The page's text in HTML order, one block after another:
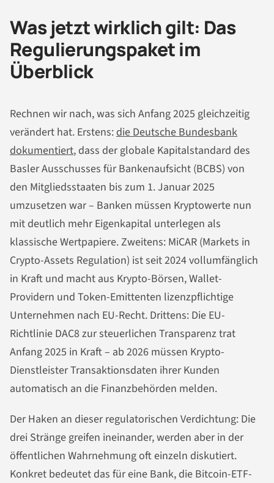
Was jetzt wirklich gilt: Das
Regulierungspaket im
Überblick
Rechnen wir nach, was sich Anfang 2025 gleichzeitig
verändert hat. Erstens:die Deutsche Bundesbank
dokumentiert, dass der globale Kapitalstandard des
Basler Ausschusses für Bankenaufsicht (BCBS) von
den Mitgliedsstaaten bis zum 1. Januar 2025
umzusetzen war – Banken müssen Kryptowerte nun
mit deutlich mehr Eigenkapital unterlegen als
klassische Wertpapiere. Zweitens: MiCAR (Markets in
Crypto-Assets Regulation) ist seit 2024 vollumfänglich
in Kraft und macht aus Krypto-Börsen, Wallet-
Providern und Token-Emittenten lizenzpflichtige
Unternehmen nach EU-Recht. Drittens: Die EU-
Richtlinie DAC8 zur steuerlichen Transparenz trat
Anfang 2025 in Kraft – ab 2026 müssen Krypto-
Dienstleister Transaktionsdaten ihrer Kunden
automatisch an die Finanzbehörden melden.
Der Haken an dieser regulatorischen Verdichtung: Die
drei Stränge greifen ineinander, werden aber in der
öffentlichen Wahrnehmung oft einzeln diskutiert.
Konkret bedeutet das für eine Bank, die Bitcoin-ETF-